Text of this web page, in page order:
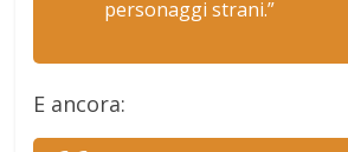
personaggi strani.”
E ancora: